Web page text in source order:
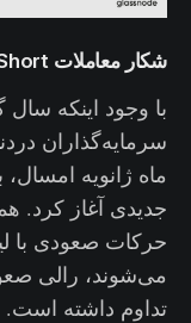
شکار معاملات Short
با وجود اینکه
سرمایه‌گذاران
ماه ژانویه
جدیدی آغاز کرد.
می‌شوند، رالی
تداوم داشته است.